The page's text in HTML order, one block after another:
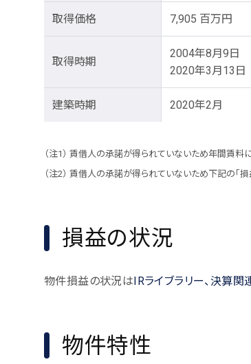
取得価格 7,905 百万円
取得時期
2004年8月9日
2020年3月13日
建築時期 2020年2月
賃借人の承諾が得られていないため年間賃料に
賃借人の承諾が得られていないため下記の「損
損益の状況
物件損益の状況はIRライブラリー、決算関
物件特性